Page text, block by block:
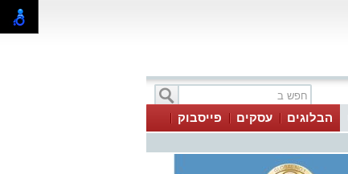
הבלוגים עסקים
פייסבוק